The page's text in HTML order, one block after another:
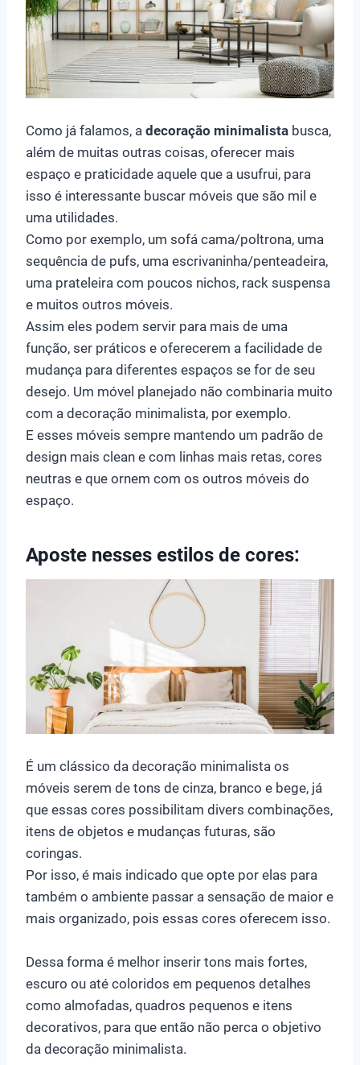
Como já falamos, a decoração minimalista busca,
além de muitas outras coisas, oferecer mais
espaço e praticidade aquele que a usufrui, para
isso é interessante buscar móveis que são mil e
uma utilidades.
Como por exemplo, um sofá cama/poltrona, uma
sequência de pufs, uma escrivaninha/penteadeira,
uma prateleira com poucos nichos, rack suspensa
e muitos outros móveis.
Assim eles podem servir para mais de uma
função, ser práticos e oferecerem a facilidade de
mudança para diferentes espaços se for de seu
desejo. Um móvel planejado não combinaria muito
com a decoração minimalista, por exemplo.
E esses móveis sempre mantendo um padrão de
design mais clean e com linhas mais retas, cores
neutras e que ornem com os outros móveis do
espaço.
Aposte nesses estilos de cores:
É um clássico da decoração minimalista os
móveis serem de tons de cinza, branco e bege, já
que essas cores possibilitam divers combinações,
itens de objetos e mudanças futuras, são
coringas.
Por isso, é mais indicado que opte por elas para
também o ambiente passar a sensação de maior e
mais organizado, pois essas cores oferecem isso.
Dessa forma é melhor inserir tons mais fortes,
escuro ou até coloridos em pequenos detalhes
como almofadas, quadros pequenos e itens
decorativos, para que então não perca o objetivo
da decoração minimalista.